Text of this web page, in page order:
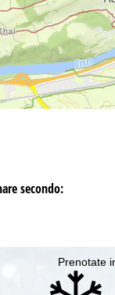
secondo:
Prenotate